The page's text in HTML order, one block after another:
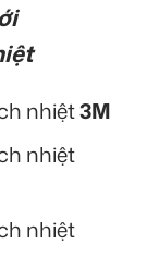
nhiệt3M
nhiệt
nhiệt